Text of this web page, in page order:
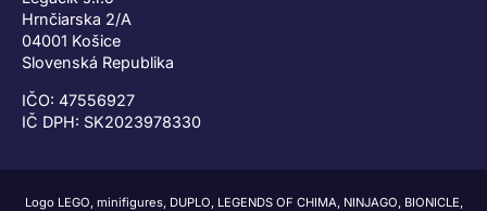
Hrnčiarska 2/A
04001 Košice
Slovenská Republika
IČO: 47556927
IČ DPH: SK2023978330
Logo LEGO, minifigures, DUPLO, LEGENDS OF CHIMA, NINJAGO, BIONICLE,